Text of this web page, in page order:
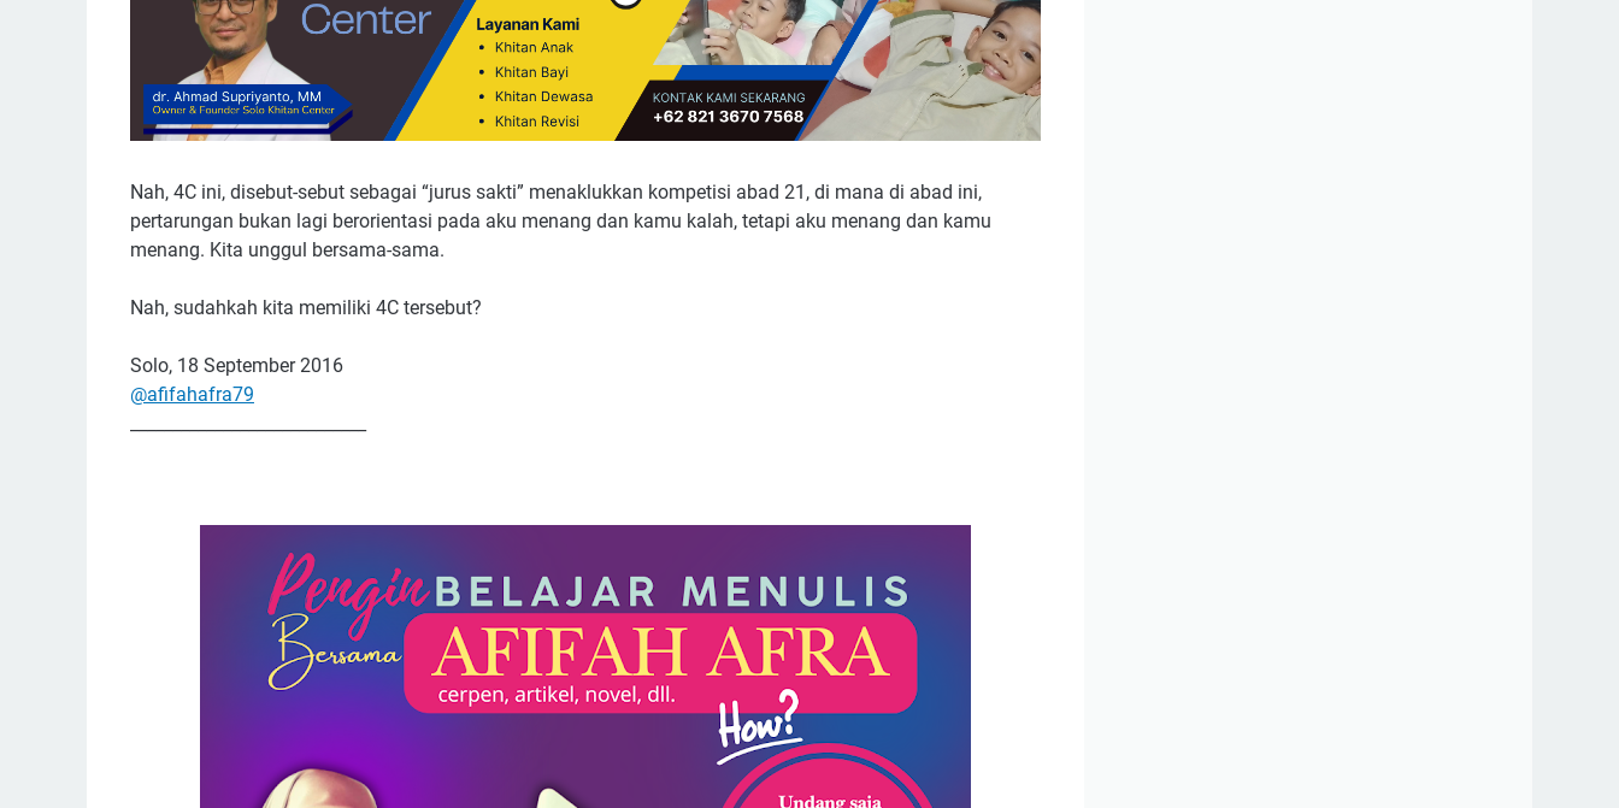
Nah, 4C ini, disebut-sebut sebagai “jurus sakti” menaklukkan kompetisi abad 21, di mana di abad ini,
pertarungan bukan lagi berorientasi pada aku menang dan kamu kalah, tetapi aku menang dan kamu
menang. Kita unggul bersama-sama.
Nah, sudahkah kita memiliki 4C tersebut?
Solo, 18 September 2016
@afifahafra79